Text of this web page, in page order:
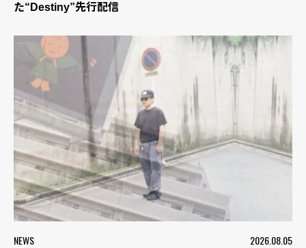
た“Destiny”先行配信
NEWS 2026.08.05